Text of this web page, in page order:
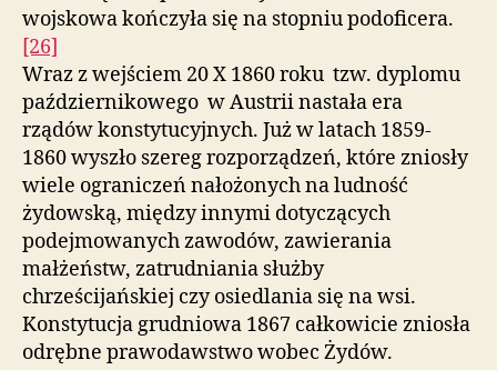
wojskowa kończyła się na stopniu podoficera.
[26]
Wraz z wejściem 20 X 1860 roku tzw. dyplomu
październikowego w Austrii nastała era
rządów konstytucyjnych. Już w latach 1859-
1860 wyszło szereg rozporządzeń, które zniosły
wiele ograniczeń nałożonych na ludność
żydowską, między innymi dotyczących
podejmowanych zawodów, zawierania
małżeństw, zatrudniania służby
chrześcijańskiej czy osiedlania się na wsi.
Konstytucja grudniowa 1867 całkowicie zniosła
odrębne prawodawstwo wobec Żydów.